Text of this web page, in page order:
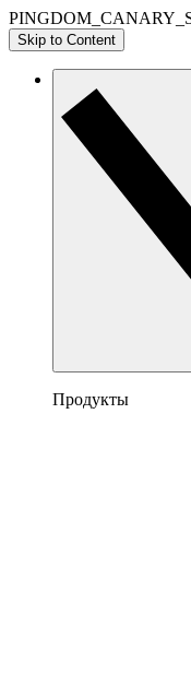
Skip to Content
Продукты